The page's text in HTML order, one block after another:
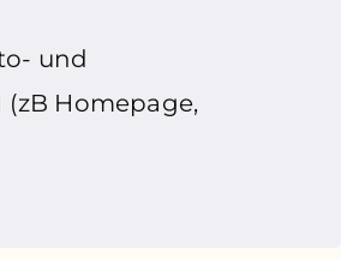
und
Homepage,